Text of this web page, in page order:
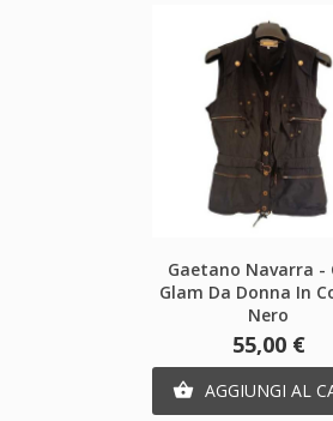
Gaetano Navarra -
Glam Da Donna In
Nero
Prezzo
55,00 €
 AGGIUNGI AL